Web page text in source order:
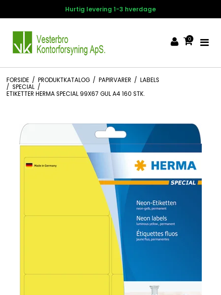
Hurtig levering 1-3 hverdage
0
FORSIDE / PRODUKTKATALOG / PAPIRVARER / LABELS
/ SPECIAL /
ETIKETTER HERMA SPECIAL 99X67 GUL A4 160 STK.